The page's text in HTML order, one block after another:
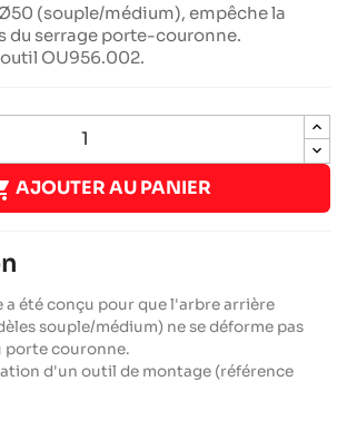
(souple/médium), empêche la
du serrage porte-couronne.
OU956.002.
AJOUTER AU PANIER
été conçu pour que l'arbre arrière
souple/médium) ne se déforme pas
porte couronne.
d'un outil de montage (référence